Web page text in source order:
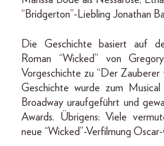
“Bridgerton”-Liebling Jonathan
Die Geschichte basiert auf
Roman “Wicked” von
Vorgeschichte zu “Der
Geschichte wurde zum
Broadway uraufgeführt und
Awards. Übrigens: Viele
neue “Wicked”-Verfilmung